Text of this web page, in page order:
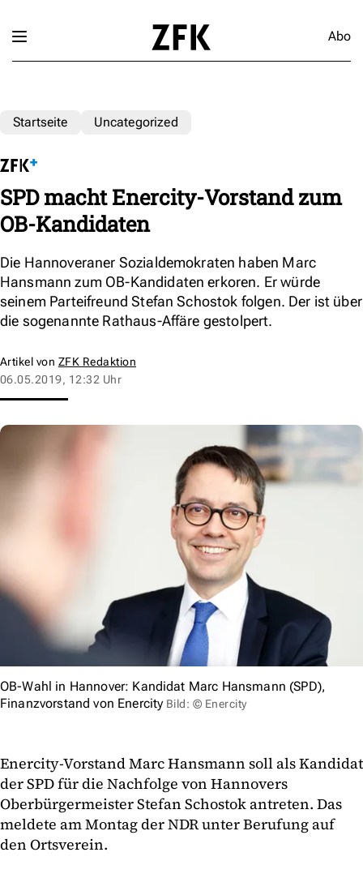
Abo
Startseite Uncategorized
SPD macht Enercity-Vorstand zum
OB-Kandidaten
Die Hannoveraner Sozialdemokraten haben Marc
Hansmann zum OB-Kandidaten erkoren. Er würde
seinem Parteifreund Stefan Schostok folgen. Der ist über
die sogenannte Rathaus-Affäre gestolpert.
Artikel von ZFK Redaktion
06.05.2019, 12:32 Uhr
OB-Wahl in Hannover: Kandidat Marc Hansmann (SPD),
Finanzvorstand von Enercity Bild: © Enercity
Enercity-Vorstand Marc Hansmann soll als Kandidat
der SPD für die Nachfolge von Hannovers
Oberbürgermeister Stefan Schostok antreten. Das
meldete am Montag der NDR unter Berufung auf
den Ortsverein.